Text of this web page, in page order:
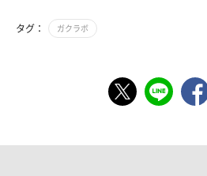
タグ： ガクラボ